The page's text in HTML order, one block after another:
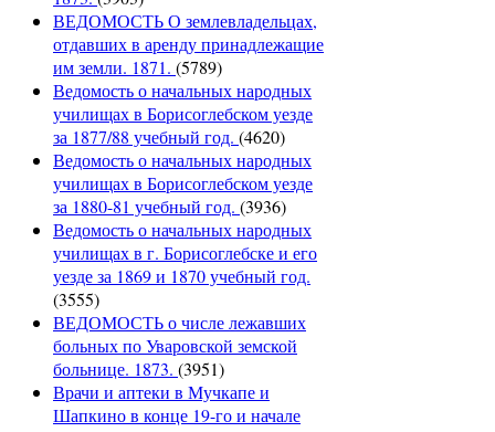
ВЕДОМОСТЬ О землевладельцах,
отдавших в аренду принадлежащие
им земли. 1871. (5789)
Ведомость о начальных народных
училищах в Борисоглебском уезде
за 1877/88 учебный год. (4620)
Ведомость о начальных народных
училищах в Борисоглебском уезде
за 1880-81 учебный год. (3936)
Ведомость о начальных народных
училищах в г. Борисоглебске и его
уезде за 1869 и 1870 учебный год.
(3555)
ВЕДОМОСТЬ о числе лежавших
больных по Уваровской земской
больнице. 1873. (3951)
Врачи и аптеки в Мучкапе и
Шапкино в конце 19-го и начале